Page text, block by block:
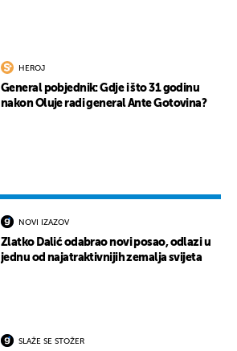
HEROJ
General pobjednik: Gdje i što 31 godinu
nakon Oluje radi general Ante Gotovina?
NOVI IZAZOV
Zlatko Dalić odabrao novi posao, odlazi u
jednu od najatraktivnijih zemalja svijeta
SLAŽE SE STOŽER